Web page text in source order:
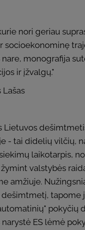
nori geriau
socioekonominę
nare, monografija
ir įžvalgų."
Lašas
Lietuvos
- tai didelių vilčių,
laikotarpis,
valstybės
amžiuje.
dešimtmetį, tapome
pokyčių
ES lėmė